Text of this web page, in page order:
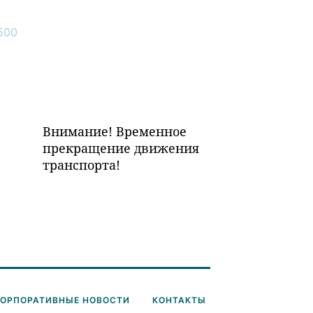
Внимание! Временное
прекращение движения
транспорта!
НОВОСТИ КОНТАКТЫ